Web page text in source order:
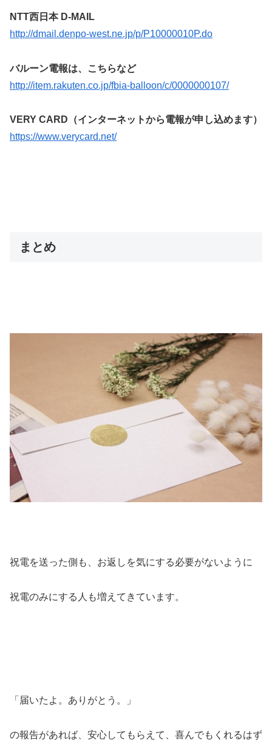
NTT西日本 D-MAIL
http://dmail.denpo-west.ne.jp/p/P10000010P.do
バルーン電報は、こちらなど
http://item.rakuten.co.jp/fbia-balloon/c/0000000107/
VERY CARD（インターネットから電報が申し込めます）
https://www.verycard.net/
まとめ
祝電を送った側も、お返しを気にする必要がないように
祝電のみにする人も増えてきています。
「届いたよ。ありがとう。」
の報告があれば、安心してもらえて、喜んでもくれるはず